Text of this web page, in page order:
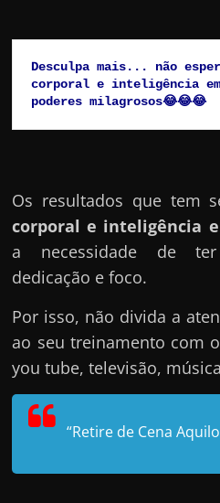
Desculpa mais... não
corporal e inteligência
poderes milagrosos😂😂😂
Os resultados que tem
corporal e inteligência
a necessidade de
dedicação e foco.
Por isso, não divida a
ao seu treinamento com
you tube, televisão,
“Retire de Cena